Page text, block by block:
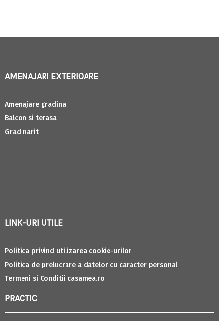
AMENAJARI EXTERIOARE
Amenajare gradina
Balcon si terasa
Gradinarit
LINK-URI UTILE
Politica privind utilizarea cookie-urilor
Politica de prelucrare a datelor cu caracter personal
Termeni si Conditii casamea.ro
PRACTIC